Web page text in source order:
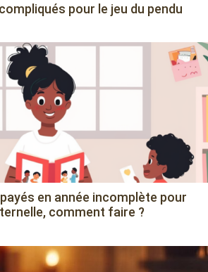
pour le jeu du pendu
en année incomplète pour
comment faire ?